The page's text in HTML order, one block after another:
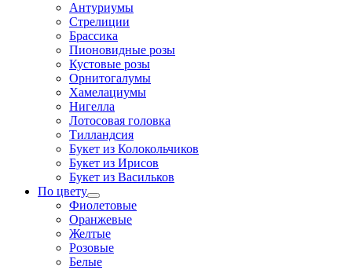
Антуриумы
Стрелиции
Брассика
Пионовидные розы
Кустовые розы
Орнитогалумы
Хамелациумы
Нигелла
Лотосовая головка
Тилландсия
Букет из Колокольчиков
Букет из Ирисов
Букет из Васильков
По цвету
Фиолетовые
Оранжевые
Желтые
Розовые
Белые